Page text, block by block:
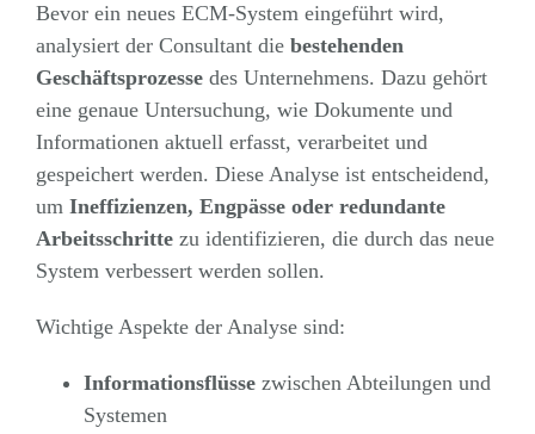
Bevor ein neues ECM-System eingeführt wird,
analysiert der Consultant die bestehenden
Geschäftsprozessedes Unternehmens. Dazu gehört
eine genaue Untersuchung, wie Dokumente und
Informationen aktuell erfasst, verarbeitet und
gespeichert werden. Diese Analyse ist entscheidend,
um Ineffizienzen, Engpässe oder redundante
Arbeitsschrittezu identifizieren, die durch das neue
System verbessert werden sollen.
Wichtige Aspekte der Analyse sind:
Informationsflüssezwischen Abteilungen und
Systemen